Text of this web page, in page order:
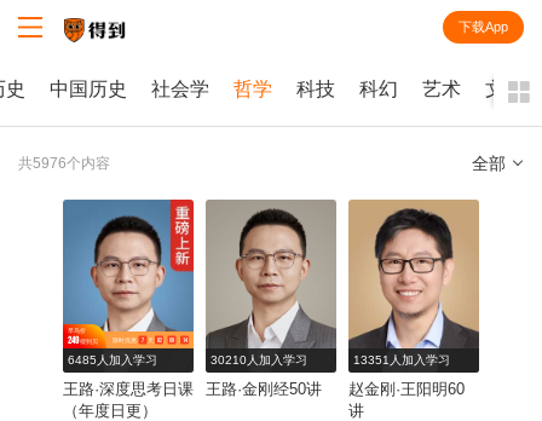
下载App
史 中国历史 社会学 哲学 科技 科幻 艺术 文学
共5976个内容 全部
全部
课程
每天听本书
电子书
限时优惠 7 天 02：09 ： 14
早鸟价
249 得到贝
6485人加入学习
王路·深度思考日课
（年度日更）
30210人加入学习
王路·金刚经50讲
13351人加入学习
赵金刚·王阳明60
讲